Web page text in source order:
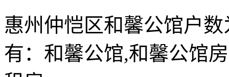
惠州仲恺区和馨公馆户
有：和馨公馆,和馨公馆